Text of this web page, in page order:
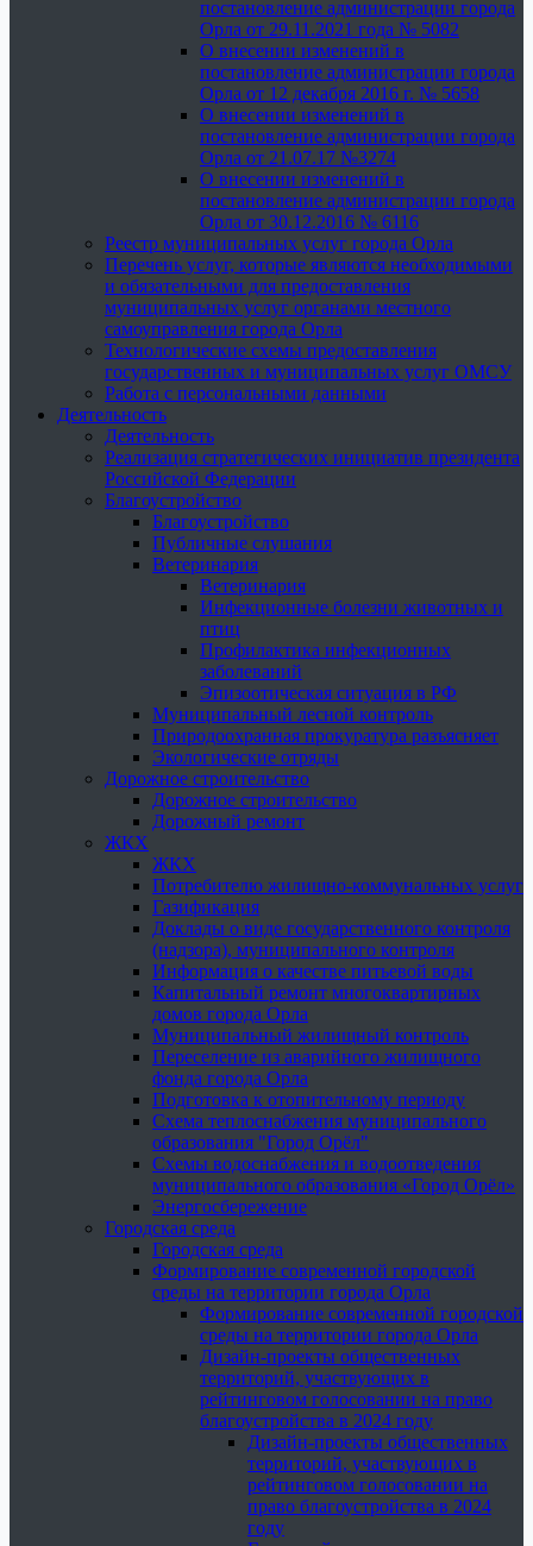
постановление администрации города
Орла от 29.11.2021 года № 5082
О внесении изменений в
постановление администрации города
Орла от 12 декабря 2016 г. № 5658
О внесении изменений в
постановление администрации города
Орла от 21.07.17 №3274
О внесении изменений в
постановление администрации города
Орла от 30.12.2016 № 6116
Реестр муниципальных услуг города Орла
Перечень услуг, которые являются необходимыми
и обязательными для предоставления
муниципальных услуг органами местного
самоуправления города Орла
Технологические схемы предоставления
государственных и муниципальных услуг ОМСУ
Работа с персональными данными
Деятельность
Деятельность
Реализация стратегических инициатив президента
Российской Федерации
Благоустройство
Благоустройство
Публичные слушания
Ветеринария
Ветеринария
Инфекционные болезни животных и
птиц
Профилактика инфекционных
заболеваний
Эпизоотическая ситуация в РФ
Муниципальный лесной контроль
Природоохранная прокуратура разъясняет
Экологические отряды
Дорожное строительство
Дорожное строительство
Дорожный ремонт
ЖКХ
ЖКХ
Потребителю жилищно-коммунальных услуг
Газификация
Доклады о виде государственного контроля
(надзора), муниципального контроля
Информация о качестве питьевой воды
Капитальный ремонт многоквартирных
домов города Орла
Муниципальный жилищный контроль
Переселение из аварийного жилищного
фонда города Орла
Подготовка к отопительному периоду
Схема теплоснабжения муниципального
образования "Город Орёл"
Схемы водоснабжения и водоотведения
муниципального образования «Город Орёл»
Энергосбережение
Городская среда
Городская среда
Формирование современной городской
среды на территории города Орла
Формирование современной городской
среды на территории города Орла
Дизайн-проекты общественных
территорий, участвующих в
рейтинговом голосовании на право
благоустройства в 2024 году
Дизайн-проекты общественных
территорий, участвующих в
рейтинговом голосовании на
право благоустройства в 2024
году